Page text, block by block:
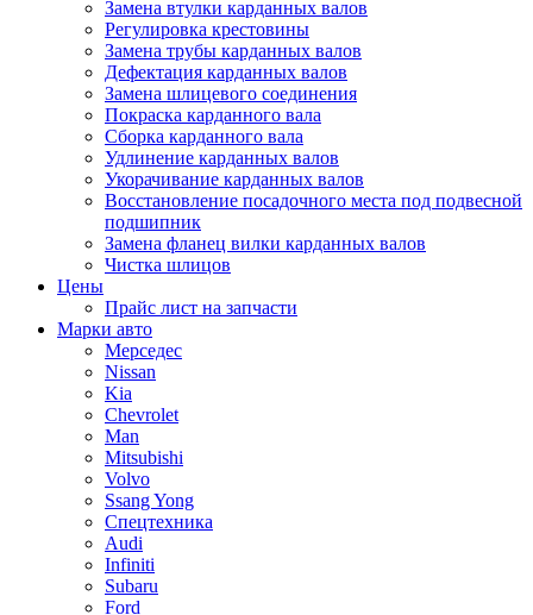
Замена втулки карданных валов
Регулировка крестовины
Замена трубы карданных валов
Дефектация карданных валов
Замена шлицевого соединения
Покраска карданного вала
Сборка карданного вала
Удлинение карданных валов
Укорачивание карданных валов
Восстановление посадочного места под подвесной
подшипник
Замена фланец вилки карданных валов
Чистка шлицов
Цены
Прайс лист на запчасти
Марки авто
Мерседес
Nissan
Kia
Chevrolet
Man
Mitsubishi
Volvo
Ssang Yong
Спецтехника
Audi
Infiniti
Subaru
Ford